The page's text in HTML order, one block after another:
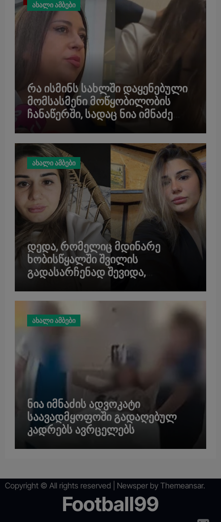
ახალი ამბები
რა ისმინს სახლში დაყენებული
მომსასმენი მოწყობილობის
ჩანაწერში, სადაც ნია იმნაძე
ახალი ამბები
დედა, რომელიც მდინარე
ხობისწყალში შვილის
გადასარჩენად შევიდა,
იპოვეს
ახალი ამბები
ნია იმნაძის ადვოკატი
საავადმყოფოში გადაღებულ
კადრებს ავრცელებს
Copyright © All rights reserved Newsperby Themeansar.
Football99